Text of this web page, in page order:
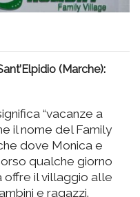
(Marche):
“vacanze a
il nome del Family
dove Monica e
qualche giorno
offre il villaggio alle
e ragazzi.